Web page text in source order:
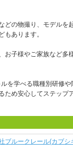
どの物撮り、モデルを
もあります。
お子様やご家族など多
を学べる職種別研修や
ため安心してステップ
ブルークレール(カブ